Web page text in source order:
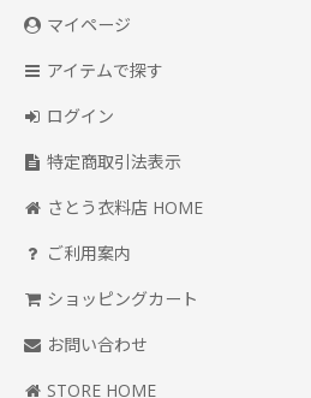
マイページ
アイテムで探す
ログイン
特定商取引法表示
さとう衣料店 HOME
ご利用案内
ショッピングカート
お問い合わせ
STORE HOME